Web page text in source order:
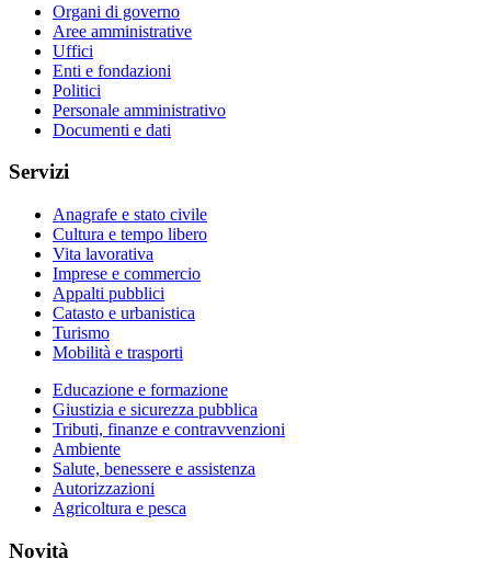
Organi di governo
Aree amministrative
Uffici
Enti e fondazioni
Politici
Personale amministrativo
Documenti e dati
Servizi
Anagrafe e stato civile
Cultura e tempo libero
Vita lavorativa
Imprese e commercio
Appalti pubblici
Catasto e urbanistica
Turismo
Mobilità e trasporti
Educazione e formazione
Giustizia e sicurezza pubblica
Tributi, finanze e contravvenzioni
Ambiente
Salute, benessere e assistenza
Autorizzazioni
Agricoltura e pesca
Novità